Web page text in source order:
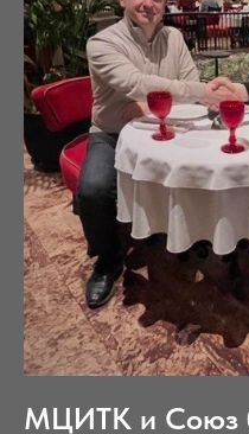
МЦИТК и Союз